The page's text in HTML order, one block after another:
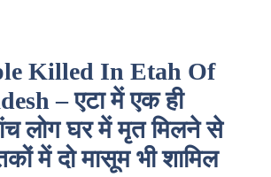
Killed In Etah Of
– एटा में एक ही
लोग घर में मृत मिलने से
में दो मासूम भी शामिल